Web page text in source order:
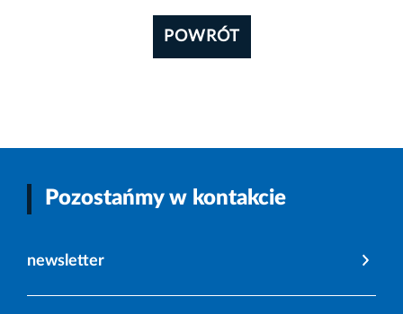
POWRÓT
Pozostańmy w kontakcie
newsletter